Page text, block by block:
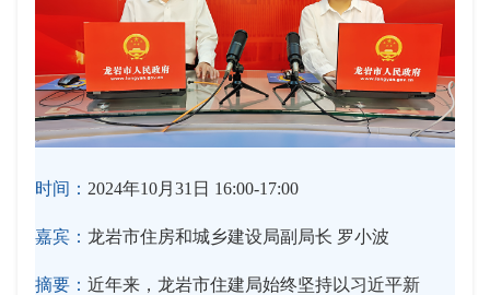
时间： 2024年10月31日 16:00-17:00
嘉宾： 龙岩市住房和城乡建设局副局长 罗小波
摘要： 近年来，龙岩市住建局始终坚持以习近平新